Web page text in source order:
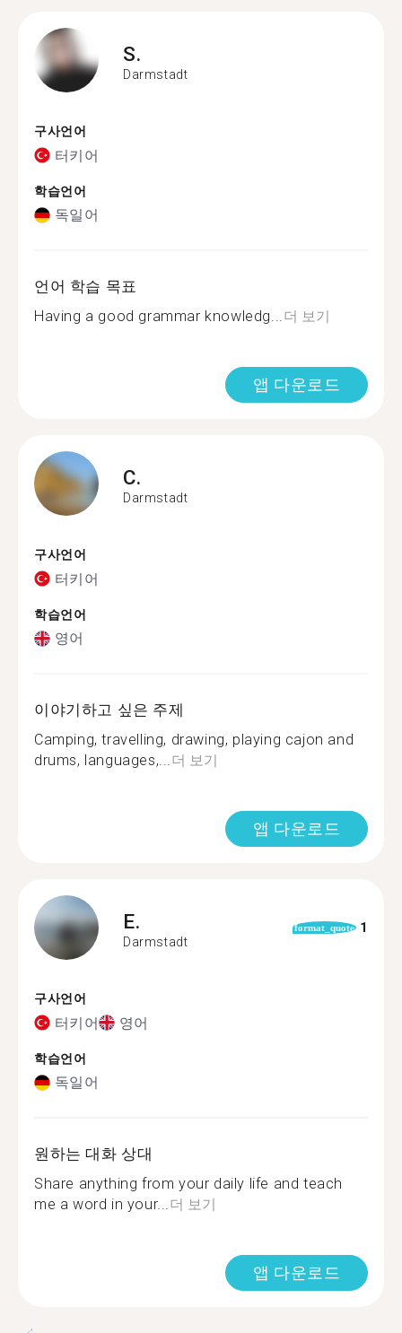
S.
Darmstadt
구사언어
터키어
학습언어
독일어
언어 학습 목표
Having a good grammar knowledg...더 보기
앱 다운로드
C.
Darmstadt
구사언어
터키어
학습언어
영어
이야기하고 싶은 주제
Camping, travelling, drawing, playing cajon and
drums, languages,...더 보기
앱 다운로드
E.
Darmstadt
format_quote 1
구사언어
터키어 영어
학습언어
독일어
원하는 대화 상대
Share anything from your daily life and teach
me a word in your...더 보기
앱 다운로드